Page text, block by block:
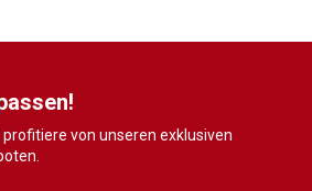
von unseren exklusiven